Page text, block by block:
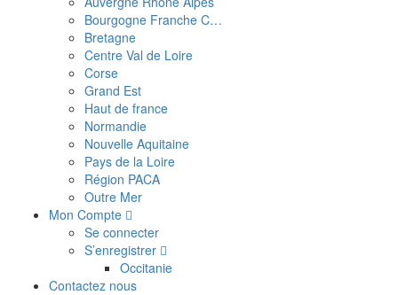
Bourgogne Franche C…
Bretagne
Centre Val de Loire
Corse
Grand Est
Haut de france
Normandie
Nouvelle Aquitaine
Pays de la Loire
Région PACA
Outre Mer
Mon Compte
Se connecter
S’enregistrer
Occitanie
Contactez nous